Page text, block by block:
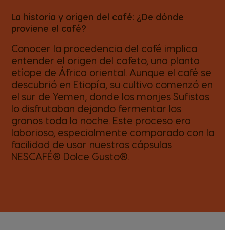
La historia y origen del café: ¿De dónde
proviene el café?
Conocer la procedencia del café implica
entender el origen del cafeto, una planta
etíope de África oriental. Aunque el café se
descubrió en Etiopía, su cultivo comenzó en
el sur de Yemen, donde los monjes Sufistas
lo disfrutaban dejando fermentar los
granos toda la noche. Este proceso era
laborioso, especialmente comparado con la
facilidad de usar nuestras cápsulas
NESCAFÉ® Dolce Gusto®.